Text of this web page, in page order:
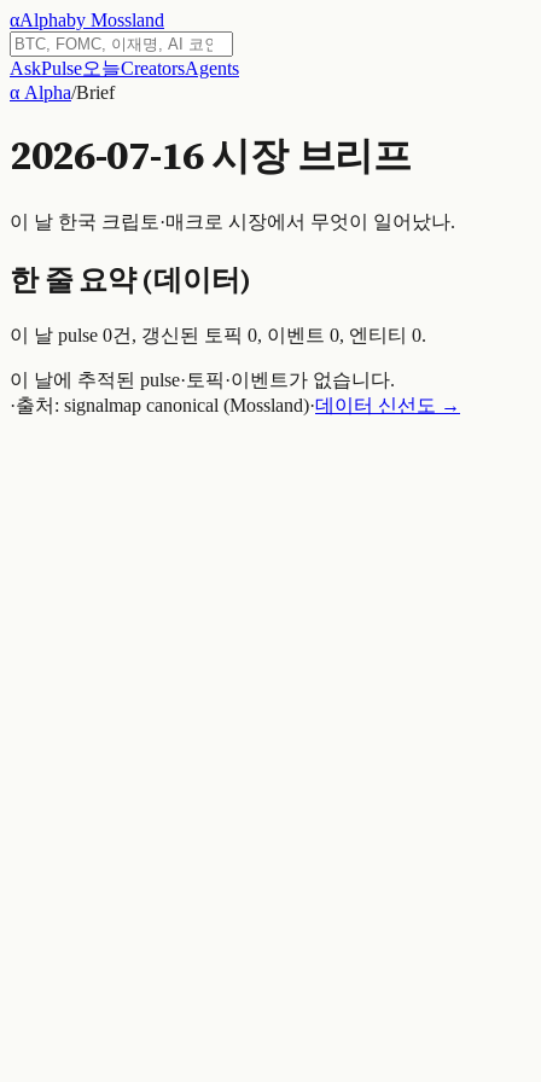
αAlphaby Mossland
AskPulse오늘CreatorsAgents
α Alpha/Brief
2026-07-16시장 브리프
이 날 한국 크립토·매크로 시장에서 무엇이 일어났나.
한 줄 요약 (데이터)
이 날 pulse 0건, 갱신된 토픽 0, 이벤트 0, 엔티티 0.
이 날에 추적된 pulse·토픽·이벤트가 없습니다.
·출처: signalmap canonical (Mossland)·데이터 신선도 →